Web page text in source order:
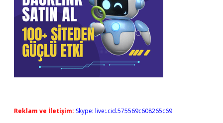
Reklam ve İletişim: Skype: live:.cid.575569c608265c69